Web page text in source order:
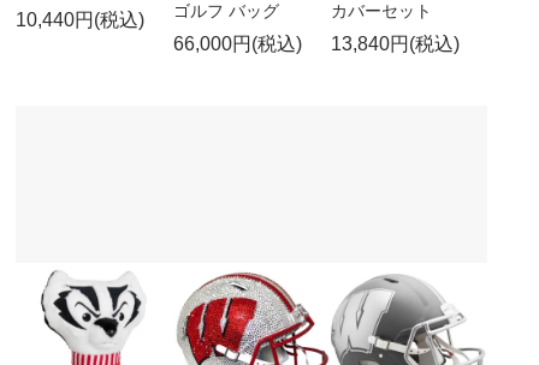
10,440円(税込)
ゴルフ バッグ
66,000円(税込)
カバーセット
13,840円(税込)